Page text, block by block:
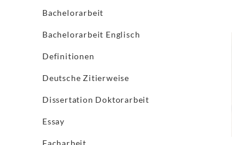
Bachelorarbeit
Bachelorarbeit Englisch
Definitionen
Deutsche Zitierweise
Dissertation Doktorarbeit
Essay
Facharbeit